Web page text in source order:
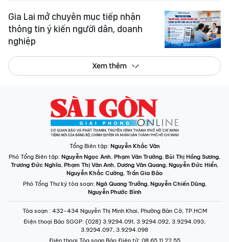
Gia Lai mở chuyên mục tiếp nhận
thông tin ý kiến người dân, doanh
nghiệp
Xem thêm
Tổng Biên tập: Nguyễn Khắc Văn
Phó Tổng Biên tập: Nguyễn Ngọc Anh, Phạm Văn Trường, Bùi Thị Hồng Sương,
Trương Đức Nghĩa, Phạm Thị Vân Anh, Dương Văn Quang, Nguyễn Đức Hiển,
Nguyễn Khắc Cường, Trần Gia Bảo
Phó Tổng Thư ký tòa soạn: Ngô Quang Trưởng, Nguyễn Chiến Dũng,
Nguyễn Phước Bình
Tòa soạn : 432-434 Nguyễn Thị Minh Khai, Phường Bàn Cờ, TP.HCM
Điện thoại Báo SGGP: (028) 3.9294.091, 3.9294.092, 3.9294.093,
3.9294.097, 3.9294.098
Điện thoại Tòa soạn Báo Điện tử: 08 65 11 22 55